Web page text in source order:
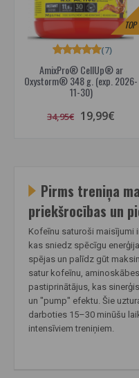
TOP
AmixPro® CellUp® ar
Oxystorm® 348 g. (exp. 2026-
11-30)
(7)
34,95€ 19,99€
Pirms treniņa
priekšrocības un
Kofeīnu saturoši maisījumi
kas sniedz spēcīgu
spējas un palīdz gūt
satur kofeīnu,
pastiprinātājus, kas
un "pump" efektu. Šie
darboties 15–30 minūšu
intensīviem treniņiem.